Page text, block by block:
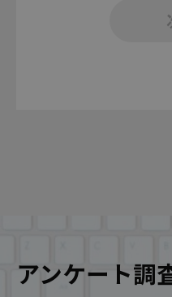
アンケート調